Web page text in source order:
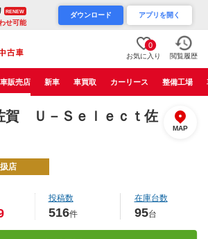
RENEW
せ可能
ダウンロード アプリを開く
0
お気に入り 閲覧履歴
販売店 新車 車買取 カーリース 整備工場
賀 Ｕ－Ｓｅｌｅｃｔ佐
MAP
店
投稿数
516件
在庫台数
95台